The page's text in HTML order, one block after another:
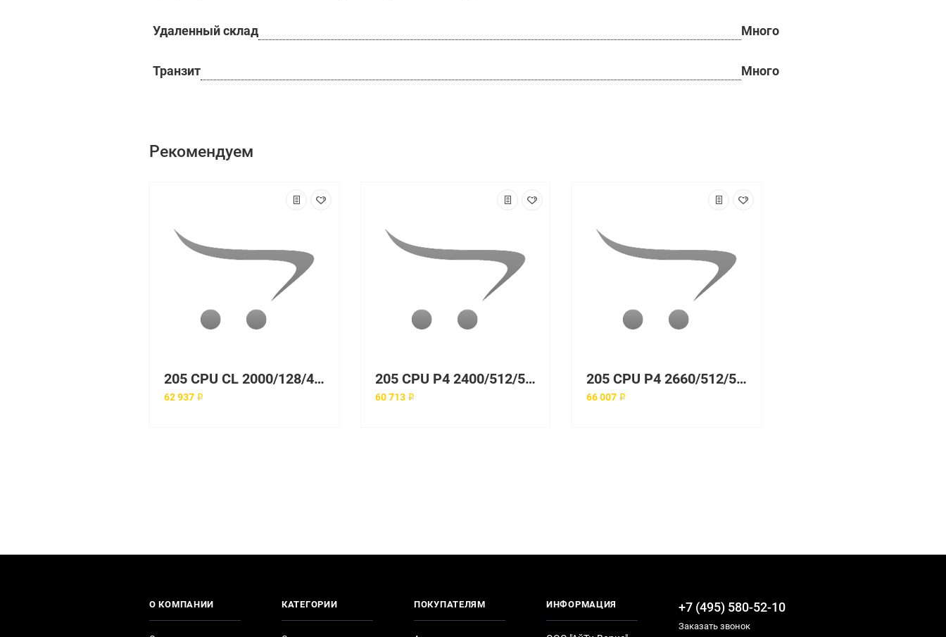
Удаленный склад Много
Транзит Много
Рекомендуем
205 CPU CL 2000/128/400, 128 Мб PC2100 ECC DDR SDRAM UDIMM, HDD 40Gb IDE, Gigabit Ethernet, Tower
62 937 ₽
205 CPU P4 2400/512/533, 256 Мб PC2100 ECC DDR SDRAM UDIMM, HDD 36Gb SCSI U160, Gigabit Ethernet, Tower
60 713 ₽
205 CPU P4 2660/512/533, 256 Мб PC2100 ECC DDR SDRAM UDIMM, HDD 36Gb SCSI U160, Gigabit Ethernet, Tower
66 007 ₽
О КОМПАНИИ КАТЕГОРИИ ПОКУПАТЕЛЯМ ИНФОРМАЦИЯ +7 (495) 580-52-10
Заказать звонок